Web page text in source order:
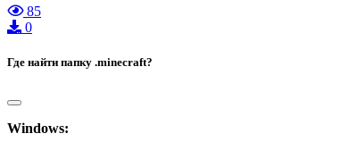
85
0
Где найти папку .minecraft?
Windows: